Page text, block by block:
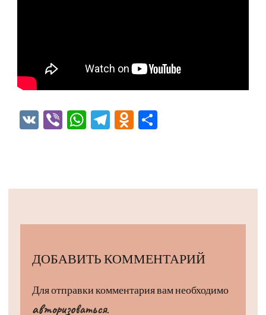
VK ViberWhatsApp
Telegram
Odnoklassniki
ДОБАВИТЬ КОММЕНТАРИЙ
Для отправки комментария вам необходимо
авторизоваться.